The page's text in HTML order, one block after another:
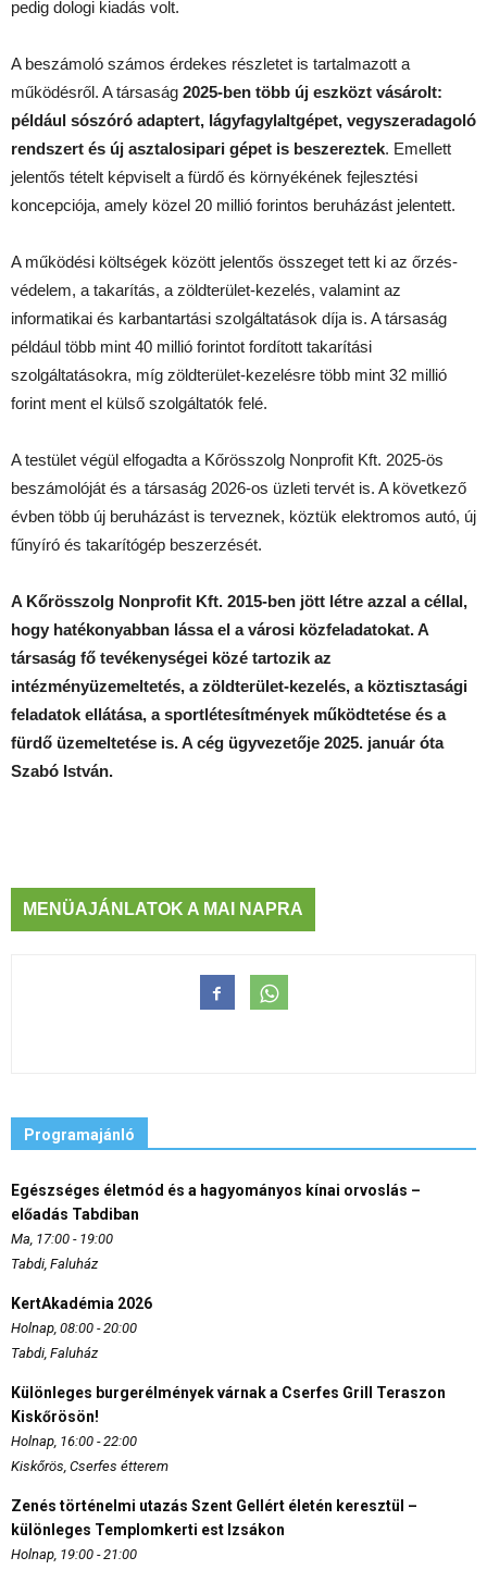
pedig dologi kiadás volt.
A beszámoló számos érdekes részletet is tartalmazott a
működésről. A társaság 2025-ben több új eszközt vásárolt:
például sószóró adaptert, lágyfagylaltgépet, vegyszeradagoló
rendszert és új asztalosipari gépet is beszereztek. Emellett
jelentős tételt képviselt a fürdő és környékének fejlesztési
koncepciója, amely közel 20 millió forintos beruházást jelentett.
A működési költségek között jelentős összeget tett ki az őrzés-
védelem, a takarítás, a zöldterület-kezelés, valamint az
informatikai és karbantartási szolgáltatások díja is. A társaság
például több mint 40 millió forintot fordított takarítási
szolgáltatásokra, míg zöldterület-kezelésre több mint 32 millió
forint ment el külső szolgáltatók felé.
A testület végül elfogadta a Kőrösszolg Nonprofit Kft. 2025-ös
beszámolóját és a társaság 2026-os üzleti tervét is. A következő
évben több új beruházást is terveznek, köztük elektromos autó, új
fűnyíró és takarítógép beszerzését.
A Kőrösszolg Nonprofit Kft. 2015-ben jött létre azzal a céllal,
hogy hatékonyabban lássa el a városi közfeladatokat. A
társaság fő tevékenységei közé tartozik az
intézményüzemeltetés, a zöldterület-kezelés, a köztisztasági
feladatok ellátása, a sportlétesítmények működtetése és a
fürdő üzemeltetése is. A cég ügyvezetője 2025. január óta
Szabó István.
MENÜAJÁNLATOK A MAI NAPRA
Programajánló
Egészséges életmód és a hagyományos kínai orvoslás –
előadás Tabdiban
Ma, 17:00 - 19:00
Tabdi, Faluház
KertAkadémia 2026
Holnap, 08:00 - 20:00
Tabdi, Faluház
Különleges burgerélmények várnak a Cserfes Grill Teraszon
Kiskőrösön!
Holnap, 16:00 - 22:00
Kiskőrös, Cserfes étterem
Zenés történelmi utazás Szent Gellért életén keresztül –
különleges Templomkerti est Izsákon
Holnap, 19:00 - 21:00